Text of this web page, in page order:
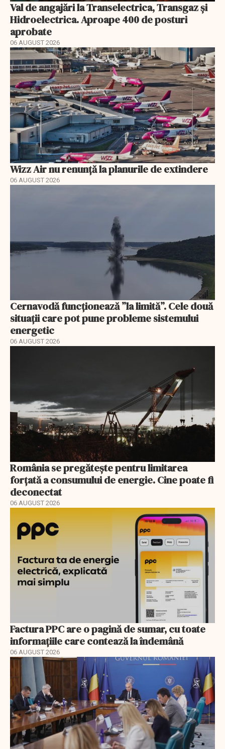
Val de angajări la Transelectrica, Transgaz și
Hidroelectrica. Aproape 400 de posturi
aprobate
06 AUGUST 2026
Wizz Air nu renunță la planurile de extindere
06 AUGUST 2026
Cernavodă funcționează ”la limită”. Cele două
situații care pot pune probleme sistemului
energetic
06 AUGUST 2026
România se pregătește pentru limitarea
forțată a consumului de energie. Cine poate fi
deconectat
06 AUGUST 2026
Factura PPC are o pagină de sumar, cu toate
informațiile care contează la îndemână
06 AUGUST 2026